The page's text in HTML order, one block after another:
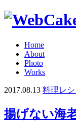
Home
About
Photo
Works
2017.08.13 料理レ
揚げない海